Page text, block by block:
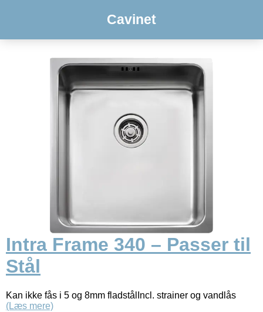
Cavinet
Intra Frame 340 – Passer til
Stål
Kan ikke fås i 5 og 8mm fladstålIncl. strainer og vandlås
(Læs mere)